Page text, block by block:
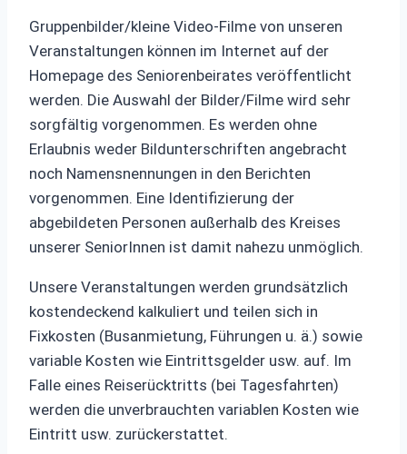
Gruppenbilder/kleine Video-Filme von unseren
Veranstaltungen können im Internet auf der
Homepage des Seniorenbeirates veröffentlicht
werden. Die Auswahl der Bilder/Filme wird sehr
sorgfältig vorgenommen. Es werden ohne
Erlaubnis weder Bildunterschriften angebracht
noch Namensnennungen in den Berichten
vorgenommen. Eine Identifizierung der
abgebildeten Personen außerhalb des Kreises
unserer SeniorInnen ist damit nahezu unmöglich.
Unsere Veranstaltungen werden grundsätzlich
kostendeckend kalkuliert und teilen sich in
Fixkosten (Busanmietung, Führungen u. ä.) sowie
variable Kosten wie Eintrittsgelder usw. auf. Im
Falle eines Reiserücktritts (bei Tagesfahrten)
werden die unverbrauchten variablen Kosten wie
Eintritt usw. zurückerstattet.